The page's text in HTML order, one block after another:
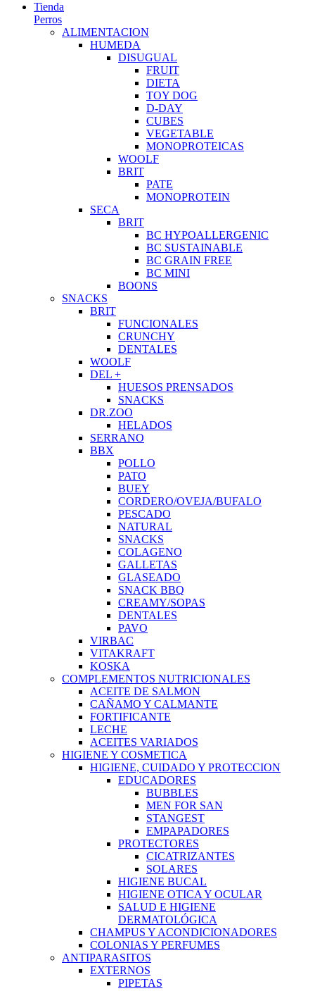
Tienda
Perros
ALIMENTACION
HUMEDA
DISUGUAL
FRUIT
DIETA
TOY DOG
D-DAY
CUBES
VEGETABLE
MONOPROTEICAS
WOOLF
BRIT
PATE
MONOPROTEIN
SECA
BRIT
BC HYPOALLERGENIC
BC SUSTAINABLE
BC GRAIN FREE
BC MINI
BOONS
SNACKS
BRIT
FUNCIONALES
CRUNCHY
DENTALES
WOOLF
DEL +
HUESOS PRENSADOS
SNACKS
DR.ZOO
HELADOS
SERRANO
BBX
POLLO
PATO
BUEY
CORDERO/OVEJA/BUFALO
PESCADO
NATURAL
SNACKS
COLAGENO
GALLETAS
GLASEADO
SNACK BBQ
CREAMY/SOPAS
DENTALES
PAVO
VIRBAC
VITAKRAFT
KOSKA
COMPLEMENTOS NUTRICIONALES
ACEITE DE SALMON
CAÑAMO Y CALMANTE
FORTIFICANTE
LECHE
ACEITES VARIADOS
HIGIENE Y COSMETICA
HIGIENE, CUIDADO Y PROTECCION
EDUCADORES
BUBBLES
MEN FOR SAN
STANGEST
EMPAPADORES
PROTECTORES
CICATRIZANTES
SOLARES
HIGIENE BUCAL
HIGIENE OTICA Y OCULAR
SALUD E HIGIENE
DERMATOLÓGICA
CHAMPUS Y ACONDICIONADORES
COLONIAS Y PERFUMES
ANTIPARASITOS
EXTERNOS
PIPETAS